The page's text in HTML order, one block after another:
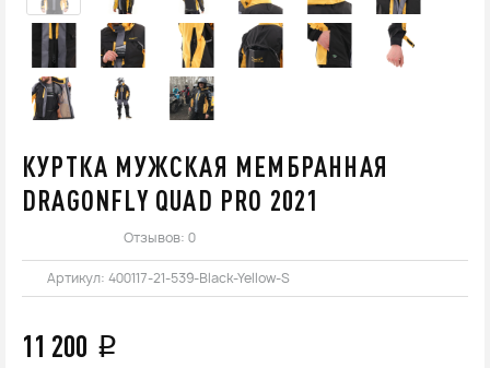
КУРТКА МУЖСКАЯ МЕМБРАННАЯ
DRAGONFLY QUAD PRO 2021
Отзывов: 0
Артикул: 400117-21-539-Black-Yellow-S
11 200 q